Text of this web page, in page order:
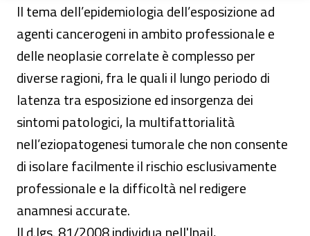
Il tema dell’epidemiologia dell’esposizione ad
agenti cancerogeni in ambito professionale e
delle neoplasie correlate è complesso per
diverse ragioni, fra le quali il lungo periodo di
latenza tra esposizione ed insorgenza dei
sintomi patologici, la multifattorialità
nell’eziopatogenesi tumorale che non consente
di isolare facilmente il rischio esclusivamente
professionale e la difficoltà nel redigere
anamnesi accurate.